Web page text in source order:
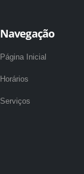
Navegação
Página Inicial
Horários
Serviços